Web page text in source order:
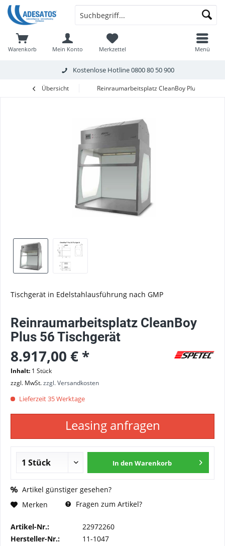
Kostenlose Hotline0800 80 50 900
Warenkorb Merkzettel
Mein Konto Menü
Übersicht Reinraumarbeitsplatz CleanBoy Plus 56
Tischgerät in Edelstahlausführung nach GMP
Reinraumarbeitsplatz CleanBoy
Plus 56 Tischgerät
8.917,00 € *
Inhalt: 1 Stück
zzgl. MwSt.zzgl. Versandkosten
Lieferzeit 35 Werktage
Leasing anfragen
In den Warenkorb
Artikel günstiger gesehen?
Merken
Fragen zum Artikel?
Artikel-Nr.:
22972260
Hersteller-Nr.:
11-1047